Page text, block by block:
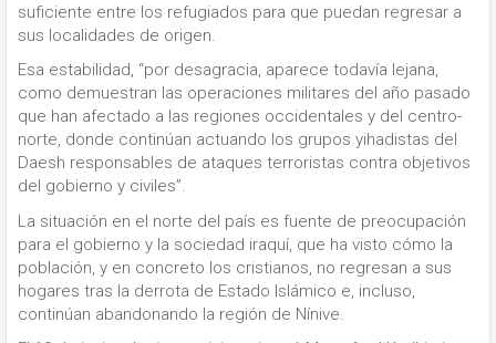
suficiente entre los refugiados para que puedan regresar a
sus localidades de origen.
Esa estabilidad, “por desagracia, aparece todavía lejana,
como demuestran las operaciones militares del año pasado
que han afectado a las regiones occidentales y del centro-
norte, donde continúan actuando los grupos yihadistas del
Daesh responsables de ataques terroristas contra objetivos
del gobierno y civiles”.
La situación en el norte del país es fuente de preocupación
para el gobierno y la sociedad iraquí, que ha visto cómo la
población, y en concreto los cristianos, no regresan a sus
hogares tras la derrota de Estado Islámico e, incluso,
continúan abandonando la región de Nínive.